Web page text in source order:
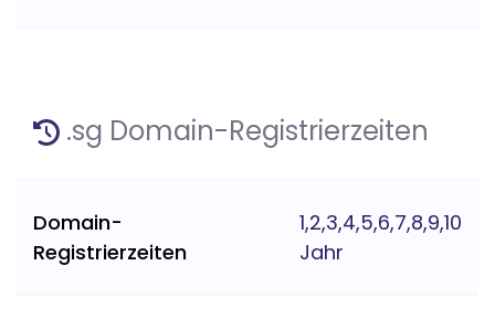
.sg Domain-Registrierzeiten
Domain-
Registrierzeiten
1,2,3,4,5,6,7,8,9,10
Jahr